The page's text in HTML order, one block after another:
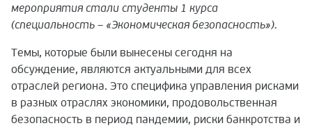
мероприятия стали студенты 1 курса
(специальность – «Экономическая безопасность»).
Темы, которые были вынесены сегодня на
обсуждение, являются актуальными для всех
отраслей региона. Это специфика управления рисками
в разных отраслях экономики, продовольственная
безопасность в период пандемии, риски банкротства и